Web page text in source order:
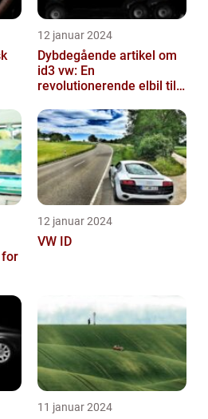
12 januar 2024
Dybdegående artikel om
id3 vw: En
revolutionerende elbil til
for
12 januar 2024
VW ID
11 januar 2024